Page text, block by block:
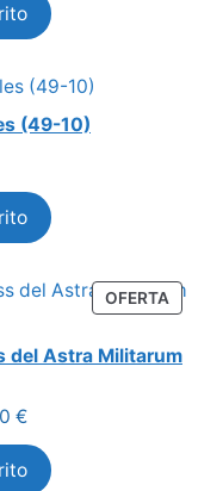
actual
es:
(49-10)
OFERTA
EN
del Astra Militarum
€El
precio
actual